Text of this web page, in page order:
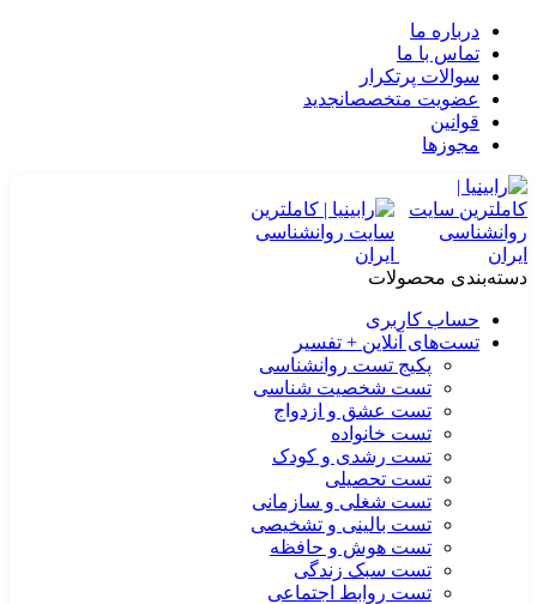
درباره ما
تماس با ما
سوالات پرتکرار
عضویت متخصصانجدید
قوانین
مجوزها
دسته‌بندی محصولات
حساب کاربری
تست‌های آنلاین + تفسیر
پکیج تست روانشناسی
تست شخصیت شناسی
تست عشق و ازدواج
تست خانواده
تست رشدی و کودک
تست تحصیلی
تست شغلی و سازمانی
تست بالینی و تشخیصی
تست هوش و حافظه
تست سبک زندگی
تست روابط اجتماعی